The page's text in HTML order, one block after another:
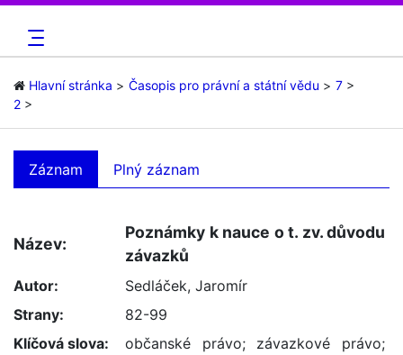
Hlavní stránka Časopis pro právní a státní vědu
7
2
Záznam Plný záznam
Název:
Poznámky k nauce o t. zv. důvodu
závazků
Autor:
Sedláček, Jaromír
Strany:
82-99
Klíčová slova:
občanské právo; závazkové právo;